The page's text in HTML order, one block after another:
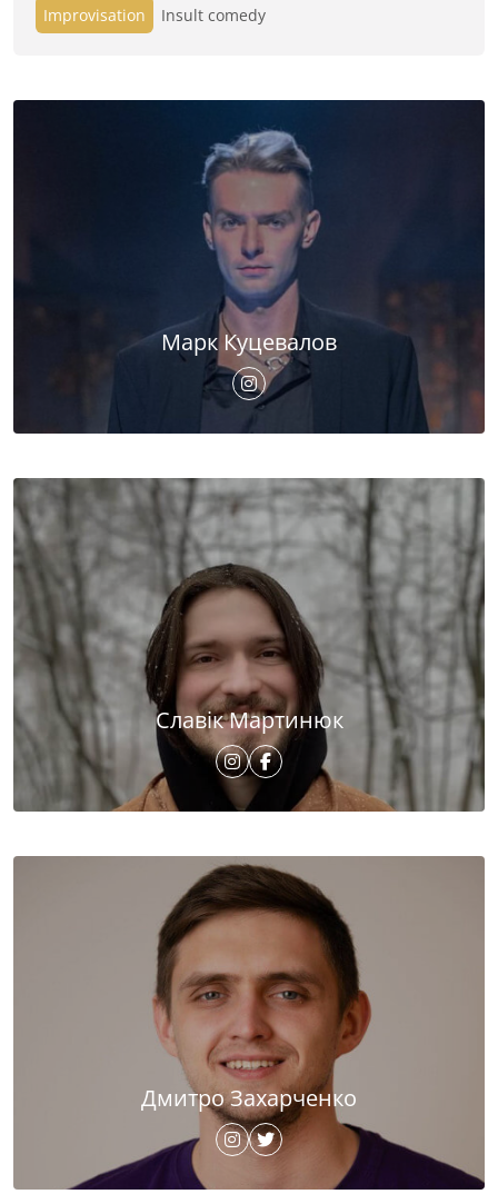
Improvisation
Insult comedy
Марк Куцевалов
Славік Мартинюк
Дмитро Захарченко